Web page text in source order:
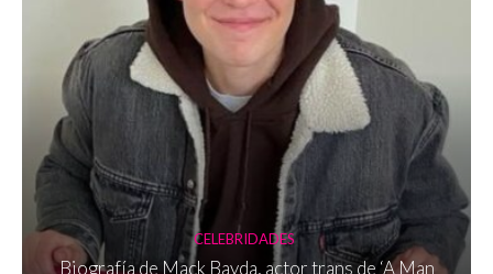
CELEBRIDADES
Biografía de Mack Bayda, actor trans de ‘A Man